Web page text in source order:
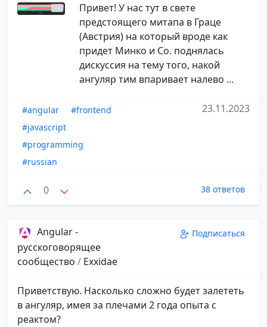
Привет! У нас тут в свете
предстоящего митапа в Граце
(Aвстрия) на который вроде как
придет Минко и Со. поднялась
дискуссия на тему того, накой
ангуляр тим впаривает налево ...
#angular
#frontend
#javascript
#programming
#russian
23.11.2023
0 38 ответов
Angular -
русскоговорящее
сообщество / Exxidae
Подписаться
Приветствую. Насколько сложно будет залететь
в ангуляр, имея за плечами 2 года опыта с
реактом?